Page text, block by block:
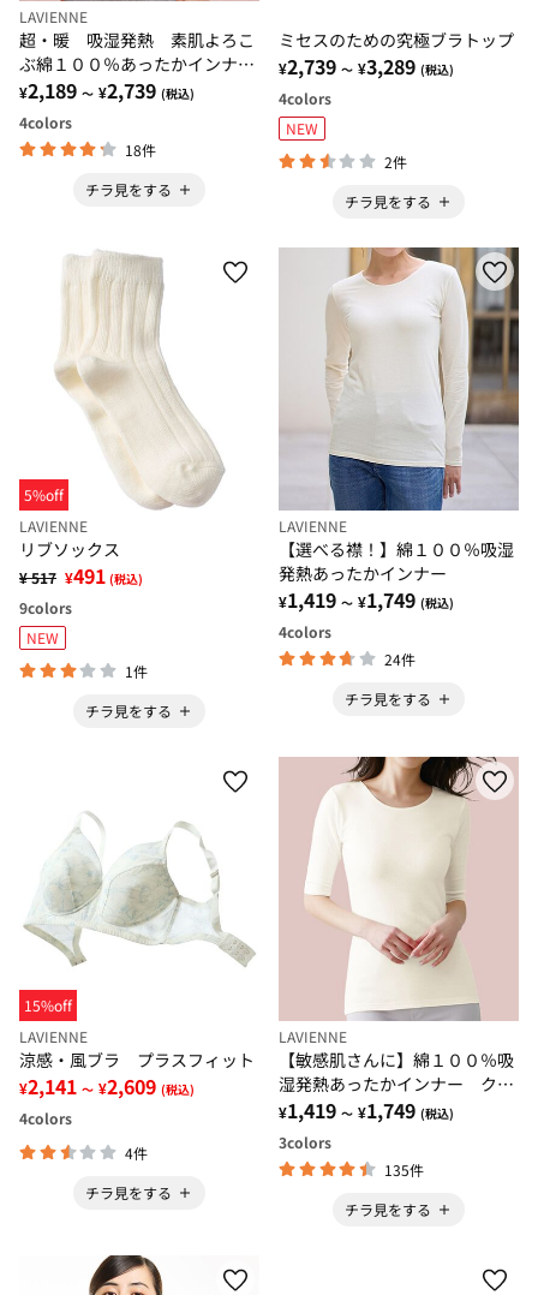
LAVIENNE
超・暖 吸湿発熱 素肌よろこ
ぶ綿１００％あったかインナ
ー クルーネックインナー
¥2,189 ～ ¥2,739 (税込)
4colors
18件
チラ見をする
ミセスのための究極ブラトップ
¥2,739 ～ ¥3,289 (税込)
4colors
NEW
2件
チラ見をする
5%off
LAVIENNE
リブソックス
¥ 517 ¥491 (税込)
9colors
NEW
1件
チラ見をする
LAVIENNE
【選べる襟！】綿１００％吸湿
発熱あったかインナー
¥1,419 ～ ¥1,749 (税込)
4colors
24件
チラ見をする
15%off
LAVIENNE
涼感・風ブラ プラスフィット
¥2,141 ～ ¥2,609 (税込)
4colors
4件
チラ見をする
LAVIENNE
【敏感肌さんに】綿１００％吸
湿発熱あったかインナー クル
ーネック５分袖
¥1,419 ～ ¥1,749 (税込)
3colors
135件
チラ見をする